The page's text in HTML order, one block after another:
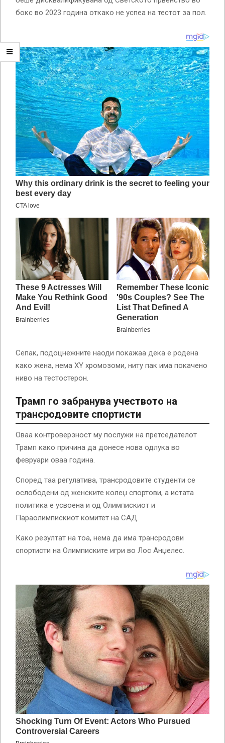
бокс во 2023 година откако не успеа на тестот за пол.
Сепак, подоцнежните наоди покажаа дека е родена
како жена, нема XY хромозоми, ниту пак има покачено
ниво на тестостерон.
Трамп го забранува учеството на
трансродовите спортисти
Оваа контроверзност му послужи на претседателот
Трамп како причина да донесе нова одлука во
февруари оваа година.
Според таа регулатива, трансродовите студенти се
ослободени од женските колеџ спортови, а истата
политика е усвоена и од Олимпискиот и
Параолимпискиот комитет на САД.
Како резултат на тоа, нема да има трансродови
спортисти на Олимписките игри во Лос Анџелес.